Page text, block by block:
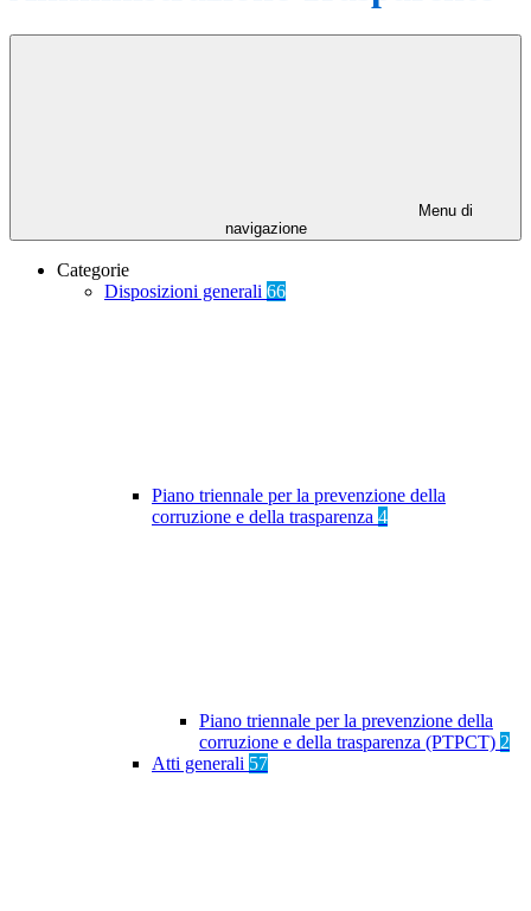
Menu di
navigazione
Categorie
Disposizioni generali 66
Piano triennale per la prevenzione della
corruzione e della trasparenza 4
Piano triennale per la prevenzione della
corruzione e della trasparenza (PTPCT) 2
Atti generali 57